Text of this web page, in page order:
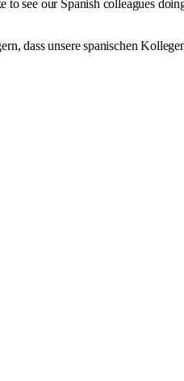
see our Spanish colleagues
dass unsere spanischen